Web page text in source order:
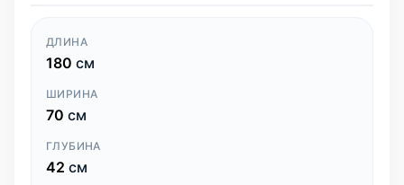
ДЛИНА
180 см
ШИРИНА
70 см
ГЛУБИНА
42 см